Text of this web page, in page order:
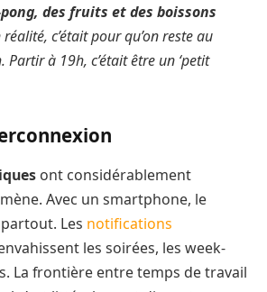
des fruits et des boissons
c’était pour qu’on reste au
Partir à 19h, c’était être un ‘petit
ont considérablement
Avec un smartphone, le
Les notifications
les soirées, les week-
La frontière entre temps de travail